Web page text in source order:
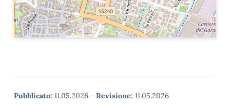
Pubblicato: 11.05.2026 - Revisione: 11.05.2026